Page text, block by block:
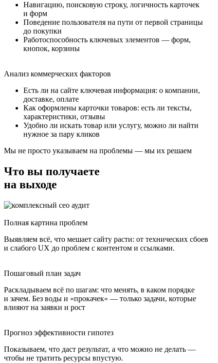
Навигацию, поисковую строку, логичность карточек
и форм
Поведение пользователя на пути от первой страницы
до покупки
Работоспособность ключевых элементов — форм,
кнопок, корзины
Анализ коммерческих факторов
Есть ли на сайте ключевая информация: о компании,
доставке, оплате
Как оформлены карточки товаров: есть ли тексты,
характеристики, отзывы
Удобно ли искать товар или услугу, можно ли найти
нужное за пару кликов
Мы не просто указываем на проблемы — мы их решаем
Что вы получаете
на выходе
Полная картина проблем
Выявляем всё, что мешает сайту расти: от технических сбоев
и слабого UX до проблем с контентом и ссылками.
Пошаговый план задач
Раскладываем всё по шагам: что менять, в каком порядке
и зачем. Без воды и «прокачек» — только задачи, которые
влияют на заявки и рост
Прогноз эффективности гипотез
Показываем, что даст результат, а что можно не делать —
чтобы не тратить ресурсы впустую.